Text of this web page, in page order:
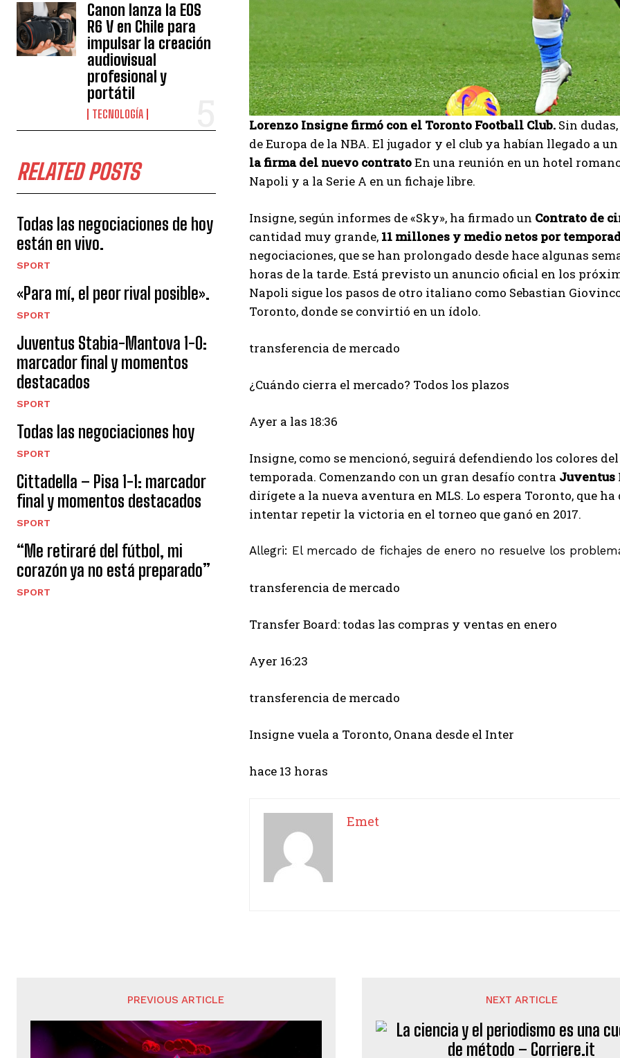
Canon lanza la EOS
R6 V en Chile para
impulsar la creación
audiovisual
profesional y
portátil
TECNOLOGÍA
RELATED POSTS
Todas las negociaciones de hoy
están en vivo.
SPORT
«Para mí, el peor rival posible».
SPORT
Juventus Stabia-Mantova 1-0:
marcador final y momentos
destacados
SPORT
Todas las negociaciones hoy
SPORT
Cittadella – Pisa 1-1: marcador
final y momentos destacados
SPORT
“Me retiraré del fútbol, ​​mi
corazón ya no está preparado”
SPORT
Lorenzo Insigne firmó con el Toronto Football Club. Sin
de Europa de la NBA. El jugador y el club ya habían llegado a
la firma del nuevo contratoEn una reunión en un hotel
Napoli y a la Serie A en un fichaje libre.
Insigne, según informes de «Sky», ha firmado un Contrato de
cantidad muy grande, 11 millones y medio netos por
negociaciones, que se han prolongado desde hace algunas
horas de la tarde. Está previsto un anuncio oficial en los
Napoli sigue los pasos de otro italiano como Sebastian
Toronto, donde se convirtió en un ídolo.
transferencia de mercado
¿Cuándo cierra el mercado? Todos los plazos
Ayer a las 18:36
Insigne, como se mencionó, seguirá defendiendo los colores
temporada. Comenzando con un gran desafío contra Juventus
dirígete a la nueva aventura en MLS. Lo espera Toronto, que
intentar repetir la victoria en el torneo que ganó en 2017.
Allegri: El mercado de fichajes de enero no resuelve los
transferencia de mercado
Transfer Board: todas las compras y ventas en enero
Ayer 16:23
transferencia de mercado
Insigne vuela a Toronto, Onana desde el Inter
hace 13 horas
Emet
PREVIOUS ARTICLE NEXT ARTICLE